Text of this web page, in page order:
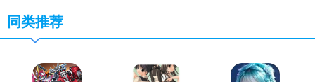
同类推荐